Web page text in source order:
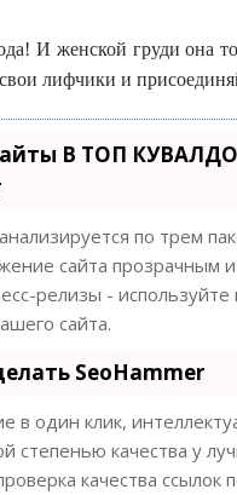
И женской груди она
лифчики и
В ТОП
по трем
сайта прозрачным
релизы -
сайта.
SeoHammer
один клик,
степенью качества у
качества